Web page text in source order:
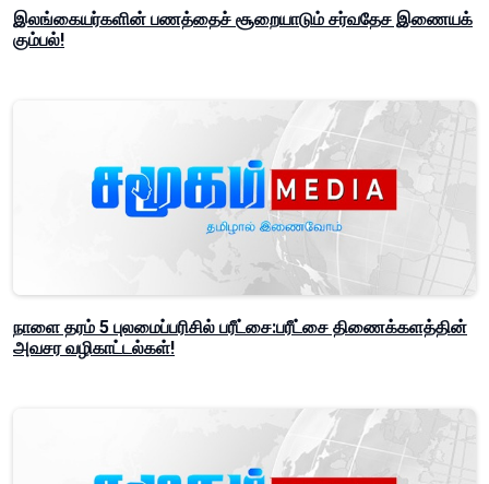
இலங்கையர்களின் பணத்தைச் சூறையாடும் சர்வதேச இணையக்
கும்பல்!
நாளை தரம் 5 புலமைப்பரிசில் பரீட்சை:பரீட்சை திணைக்களத்தின்
அவசர வழிகாட்டல்கள்!